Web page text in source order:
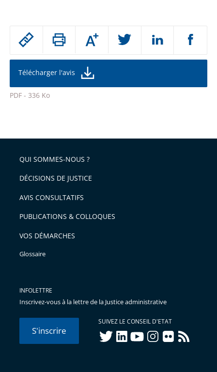
Passer
partage
de
l'article
pour
Augmenter
ou
la
de
la
police
Télécharger l'avis
PDF - 336 Ko
l'article
pour
avant
QUI SOMMES-NOUS ?
DÉCISIONS DE JUSTICE
AVIS CONSULTATIFS
PUBLICATIONS & COLLOQUES
VOS DÉMARCHES
Glossaire
INFOLETTRE
Inscrivez-vous à la lettre de la Justice administrative
S'inscrire
SUIVEZ LE CONSEIL D'ETAT
twitterlinkedInyoutubeinstagram
flickr rss